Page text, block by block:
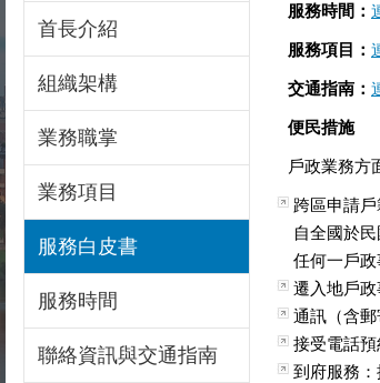
首長介紹
組織架構
業務職掌
業務項目
服務白皮書
服務時間
聯絡資訊與交通指南
服務時間：
服務項目：
交通指南：
便民措施
戶政業務方
跨區申請戶
自全國於
任何一戶政
遷入地戶政
通訊（含郵
接受電話
到府服務：